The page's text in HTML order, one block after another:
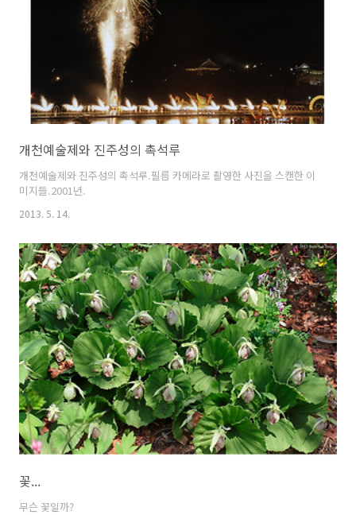
개천예술제와 진주성의 촉석루
개천예술제와 진주성의 촉석루.필름 카메라로 촬영한 사진을 스캔한 이
미지들.2001년.
2013. 5. 14.
꽃...
무슨 꽃일까?